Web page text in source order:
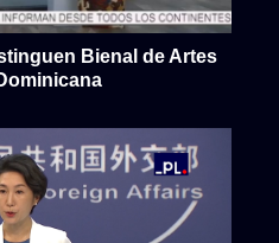
Bienal de Artes